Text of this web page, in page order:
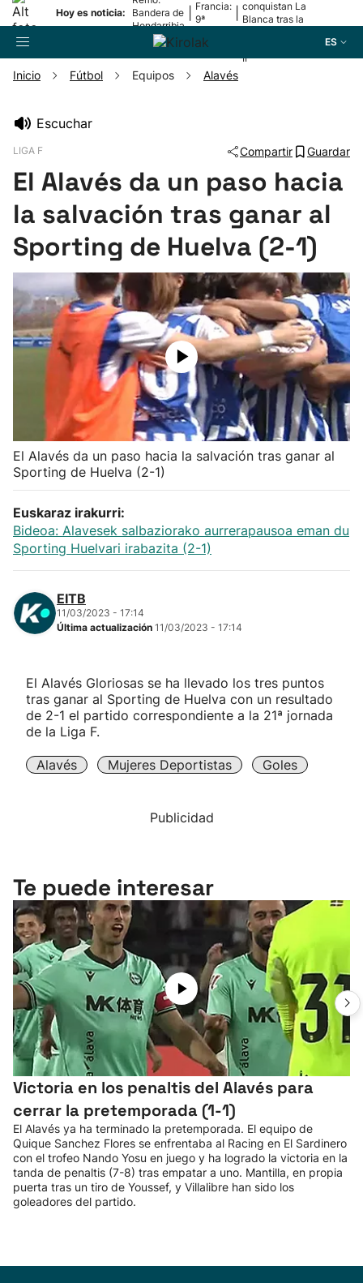
Hoy es noticia:
Bandera de
Hondarribia
Francia:
9ª
conquistan La
Blanca tras la
II
ES
Pelota
Remo
Baloncesto
Ciclismo
Herri-kirolak
Balonmano
Kirolak 360
Atletismo
Carreras de montaña
Más deportes
Inicio Fútbol Equipos Alavés
Escuchar
LIGA F Compartir Guardar
El Alavés da un paso hacia
la salvación tras ganar al
Sporting de Huelva (2-1)
El Alavés da un paso hacia la salvación tras ganar al
Sporting de Huelva (2-1)
Euskaraz irakurri:
Bideoa: Alavesek salbaziorako aurrerapausoa eman du
Sporting Huelvari irabazita (2-1)
EITB
11/03/2023 - 17:14
Última actualización 11/03/2023 - 17:14
El Alavés Gloriosas se ha llevado los tres puntos
tras ganar al Sporting de Huelva con un resultado
de 2-1 el partido correspondiente a la 21ª jornada
de la Liga F.
Alavés Mujeres Deportistas Goles
Publicidad
Te puede interesar
Victoria en los penaltis del Alavés para
cerrar la pretemporada (1-1)
El Alavés ya ha terminado la pretemporada. El equipo de
Quique Sanchez Flores se enfrentaba al Racing en El Sardinero
con el trofeo Nando Yosu en juego y ha logrado la victoria en la
tanda de penaltis (7-8) tras empatar a uno. Mantilla, en propia
puerta tras un tiro de Youssef, y Villalibre han sido los
goleadores del partido.